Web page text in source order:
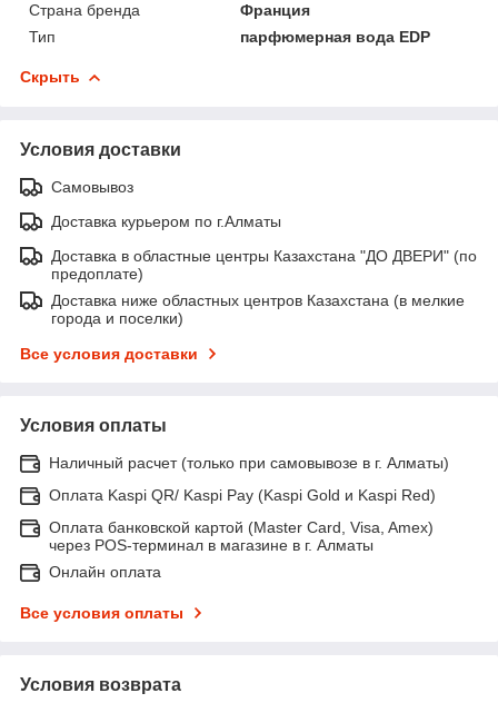
Страна бренда
Франция
Тип
парфюмерная вода EDP
Скрыть
Условия доставки
Самовывоз
Доставка курьером по г.Алматы
Доставка в областные центры Казахстана "ДО ДВЕРИ" (по
предоплате)
Доставка ниже областных центров Казахстана (в мелкие
города и поселки)
Все условия доставки
Условия оплаты
Наличный расчет (только при самовывозе в г. Алматы)
Оплата Kaspi QR/ Kaspi Pay (Kaspi Gold и Kaspi Red)
Оплата банковской картой (Master Card, Visa, Amex)
через POS-терминал в магазине в г. Алматы
Онлайн оплата
Все условия оплаты
Условия возврата